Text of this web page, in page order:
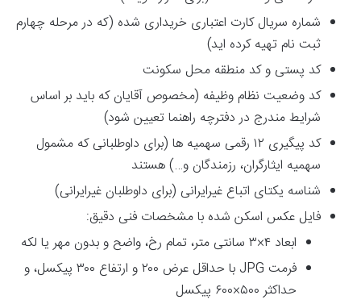
شماره سریال کارت اعتباری خریداری شده (که در مرحله چهارم
ثبت نام تهیه کرده اید)
کد پستی و کد منطقه محل سکونت
کد وضعیت نظام وظیفه (مخصوص آقایان که باید بر اساس
شرایط مندرج در دفترچه راهنما تعیین شود)
کد پیگیری ۱۲ رقمی سهمیه ها (برای داوطلبانی که مشمول
سهمیه ایثارگران، رزمندگان و…) هستند
شناسه یکتای اتباع غیرایرانی (برای داوطلبان غیرایرانی)
فایل عکس اسکن شده با مشخصات فنی دقیق:
ابعاد ۴×۳ سانتی متر، تمام رخ، واضح و بدون مهر یا لکه
فرمت JPG با حداقل عرض ۲۰۰ و ارتفاع ۳۰۰ پیکسل، و
حداکثر ۵۰۰×۶۰۰ پیکسل